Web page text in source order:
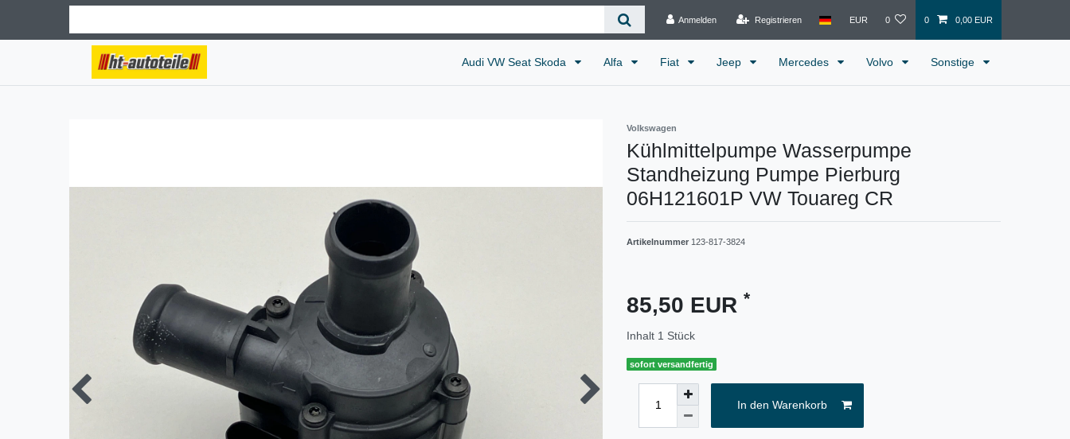
Anmelden Registrieren EUR 0 0 0,00 EUR
Audi VW Seat Skoda Alfa Fiat Jeep Mercedes Volvo Sonstige
Volkswagen
Kühlmittelpumpe Wasserpumpe
Standheizung Pumpe Pierburg
06H121601P VW Touareg CR
Artikelnummer 123-817-3824
85,50 EUR *
Inhalt 1 Stück
sofort versandfertig
In den Warenkorb